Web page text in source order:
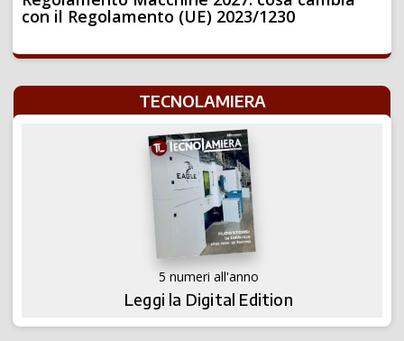
con il Regolamento (UE) 2023/1230
TECNOLAMIERA
5 numeri all'anno
Leggi la Digital Edition